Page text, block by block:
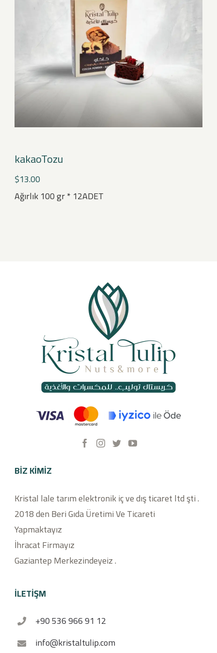
kakaoTozu
$13.00
Ağırlık 100 gr * 12ADET
BIZ KIMIZ
Kristal lale tarım elektronik iç ve dış ticaret ltd şti .
2018 den Beri Gıda Üretimi Ve Ticareti
Yapmaktayız
İhracat Firmayız
Gaziantep Merkezindeyeiz .
İLETİŞM
+90 536 966 91 12
info@kristaltulip.com